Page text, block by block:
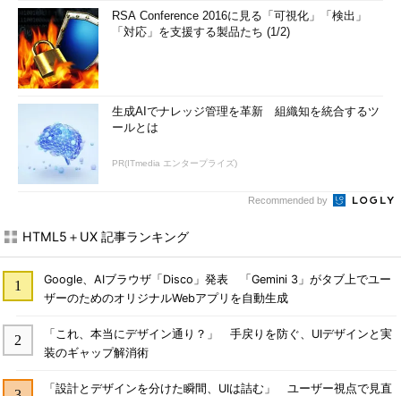
RSA Conference 2016に見る「可視化」「検出」
「対応」を支援する製品たち (1/2)
生成AIでナレッジ管理を革新 組織知を統合するツ
ールとは
PR(ITmedia エンタープライズ)
Recommended by
HTML5＋UX 記事ランキング
Google、AIブラウザ「Disco」発表 「Gemini 3」がタブ上でユー
ザーのためのオリジナルWebアプリを自動生成
「これ、本当にデザイン通り？」 手戻りを防ぐ、UIデザインと実
装のギャップ解消術
「設計とデザインを分けた瞬間、UIは詰む」 ユーザー視点で見直